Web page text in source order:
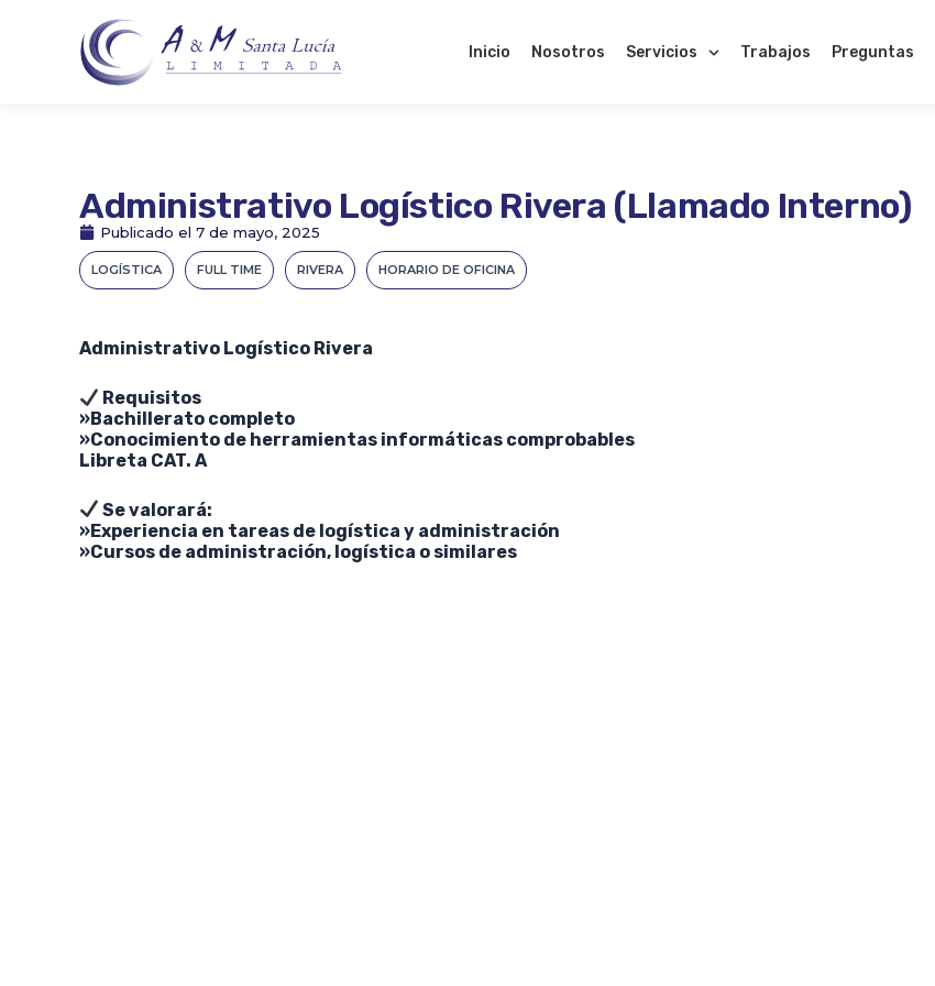
contenido
Inicio Nosotros Servicios Trabajos Preguntas
Administrativo Logístico Rivera (Llamado Interno)
Publicado el 7 de mayo, 2025
LOGÍSTICA FULL TIME RIVERA HORARIO DE OFICINA
Administrativo Logístico Rivera
Requisitos
»Bachillerato completo
»Conocimiento de herramientas informáticas comprobables
Libreta CAT. A
Se valorará:
»Experiencia en tareas de logística y administración
»Cursos de administración, logística o similares